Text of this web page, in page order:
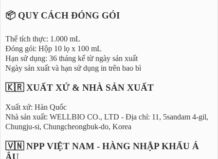
📦 QUY CÁCH ĐÓNG GÓI
Thể tích thực: 1.000 mL
Đóng gói: Hộp 10 lọ x 100 mL
Hạn sử dụng: 36 tháng kể từ ngày sản xuất
Ngày sản xuất và hạn sử dụng in trên bao bì
🇰🇷 XUẤT XỨ & NHÀ SẢN XUẤT
Xuất xứ: Hàn Quốc
Nhà sản xuất: WELLBIO CO., LTD - Địa chỉ: 11, 5sandam 4-gil,
Chungju-si, Chungcheongbuk-do, Korea
🇻🇳 NPP VIỆT NAM - HÀNG NHẬP KHẨU Á
ÂU